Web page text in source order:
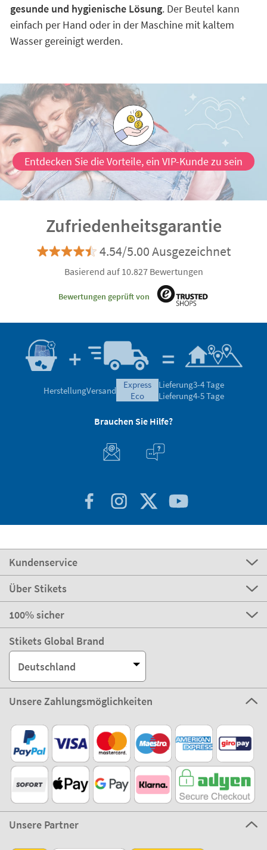
gesunde und hygienische Lösung. Der Beutel kann
einfach per Hand oder in der Maschine mit kaltem
Wasser gereinigt werden.
Entdecken Sie die Vorteile, ein VIP-Kunde zu sein
Zufriedenheitsgarantie
4.54/5.00 Ausgezeichnet
Basierend auf 10.827 Bewertungen
Bewertungen geprüft von
HerstellungVersand
express
eco
Lieferung3-4 Tage
Lieferung4-5 Tage
Brauchen Sie Hilfe?
Kundenservice
Über Stikets
100% sicher
Stikets Global Brand
Deutschland
Unsere Zahlungsmöglichkeiten
Unsere Partner